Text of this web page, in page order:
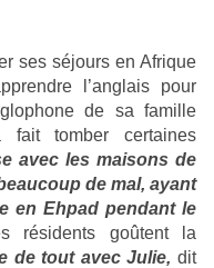
ses séjours en Afrique
l’anglais pour
de sa famille
fait tomber certaines
avec les maisons de
de mal, ayant
en Ehpad pendant le
goûtent la
de tout avec Julie, dit